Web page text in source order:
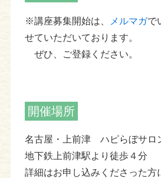
※講座募集開始は、 メルマガで
せていただいております。
ぜひ、ご登録ください。
開催場所
名古屋・上前津 ハピらぼサロ
地下鉄上前津駅より徒歩４分
詳細はお申し込みくださった方